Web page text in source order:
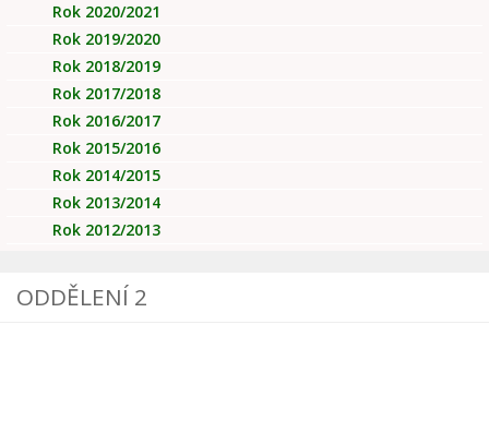
ODDĚLENÍ 2
Rok 2020/2021
Rok 2019/2020
Rok 2018/2019
Rok 2017/2018
Rok 2016/2017
Rok 2015/2016
Rok 2014/2015
Rok 2013/2014
Rok 2012/2013